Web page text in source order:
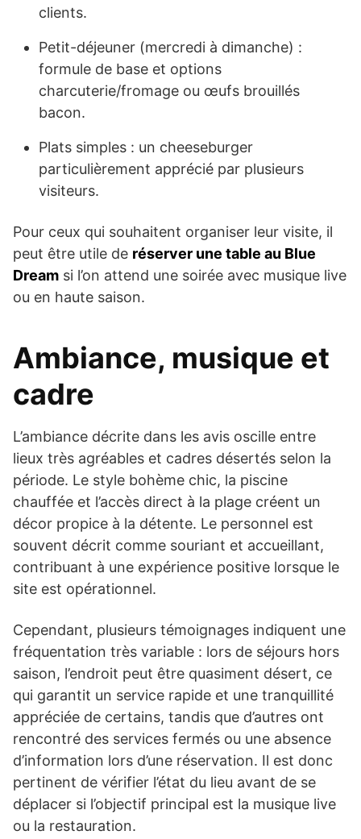
clients.
Petit-déjeuner (mercredi à dimanche) :
formule de base et options
charcuterie/fromage ou œufs brouillés
bacon.
Plats simples : un cheeseburger
particulièrement apprécié par plusieurs
visiteurs.
Pour ceux qui souhaitent organiser leur visite, il
peut être utile de réserver une table au Blue
Dream si l’on attend une soirée avec musique live
ou en haute saison.
Ambiance, musique et
cadre
L’ambiance décrite dans les avis oscille entre
lieux très agréables et cadres désertés selon la
période. Le style bohème chic, la piscine
chauffée et l’accès direct à la plage créent un
décor propice à la détente. Le personnel est
souvent décrit comme souriant et accueillant,
contribuant à une expérience positive lorsque le
site est opérationnel.
Cependant, plusieurs témoignages indiquent une
fréquentation très variable : lors de séjours hors
saison, l’endroit peut être quasiment désert, ce
qui garantit un service rapide et une tranquillité
appréciée de certains, tandis que d’autres ont
rencontré des services fermés ou une absence
d’information lors d’une réservation. Il est donc
pertinent de vérifier l’état du lieu avant de se
déplacer si l’objectif principal est la musique live
ou la restauration.